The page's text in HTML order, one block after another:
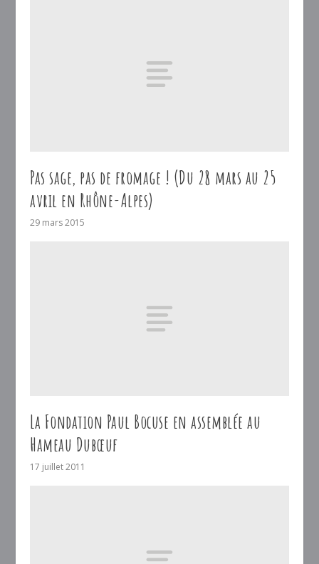
Pas sage, pas de fromage ! (Du 28 mars au 25
avril en Rhône-Alpes)
29 mars 2015
La Fondation Paul Bocuse en assemblée au
Hameau Dubœuf
17 juillet 2011